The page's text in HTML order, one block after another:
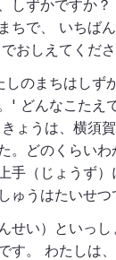
しずかですか
ちで、 いちば
おしえてくださ
のまちはしず
' どんなこたえ
ょうは、横須
。どのくらい
手（じょうず
ゅうはたいせつ
せい）といっ
す。 わたしは